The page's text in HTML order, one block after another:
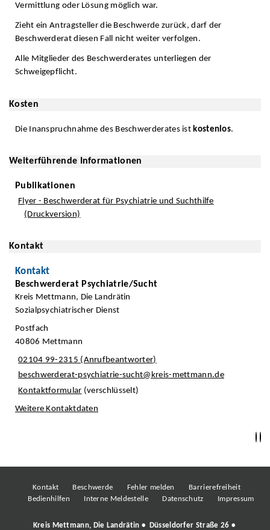
Vermittlung oder Lösung möglich war.
Zieht ein Antragsteller die Beschwerde zurück, darf der
Beschwerderat diesen Fall nicht weiter verfolgen.
Alle Mitglieder des Beschwerderates unterliegen der
Schweigepflicht.
Kosten
Die Inanspruchnahme des Beschwerderates ist kostenlos.
Weiterführende Informationen
Publikationen
Flyer - Beschwerderat für Psychiatrie und Suchthilfe
(Druckversion)
Kontakt
Kontakt
Beschwerderat Psychiatrie/Sucht
Kreis Mettmann, Die Landrätin
Sozialpsychiatrischer Dienst
Postfach
40806 Mettmann
02104 99-2315 (Anrufbeantworter)
beschwerderat-psychiatrie-sucht@kreis-mettmann.de
Kontaktformular (verschlüsselt)
Weitere Kontaktdaten
Kontakt Beschwerde Fehler melden
Barrierefreiheit
Bedienhilfen
Interne Meldestelle Datenschutz Impressum
Kreis Mettmann, Die Landrätin • Düsseldorfer Straße 26 •